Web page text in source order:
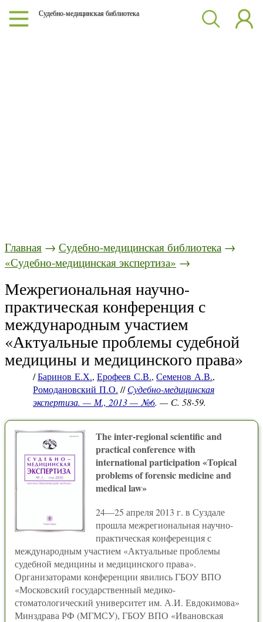
Судебно-медицинская библиотека
Главная → Судебно-медицинская библиотека →
«Судебно-медицинская экспертиза» →
Межрегиональная научно-
практическая конференция с
международным участием
«Актуальные проблемы судебной
медицины и медицинского права»
/Баринов Е.Х., Ерофеев С.В., Семенов А.В.,
Ромодановский П.О. //Судебно-медицинская
экспертиза. — М., 2013 — №6. — С. 58-59.
The inter-regional scientific and
practical conference with
international participation «Topical
problems of forensic medicine and
medical law»
24—25 апреля 2013 г. в Суздале
прошла межрегиональная научно-
практическая конференция с
международным участием «Актуальные проблемы
судебной медицины и медицинского права».
Организаторами конференции явились ГБОУ ВПО
«Московский государственный медико-
стоматологический университет им. А.И. Евдокимова»
Минздрава РФ (МГМСУ), ГБОУ ВПО «Ивановская